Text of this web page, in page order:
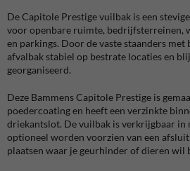
De Capitole Prestige vuilbak is een
voor openbare ruimte, bedrijfsterreinen,
en parkings. Door de vaste staanders
afvalbak stabiel op bestrate locaties en
georganiseerd.
Deze Bammens Capitole Prestige is
poedercoating en heeft een verzinkte
driekantslot. De vuilbak is verkrijgbaar in
optioneel worden voorzien van een
plaatsen waar je geurhinder of dieren wil